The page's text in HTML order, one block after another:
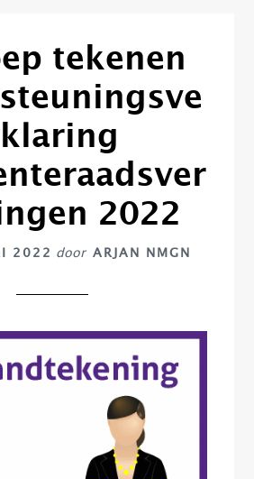
tekenen
2022
2022 door ARJAN NMGN